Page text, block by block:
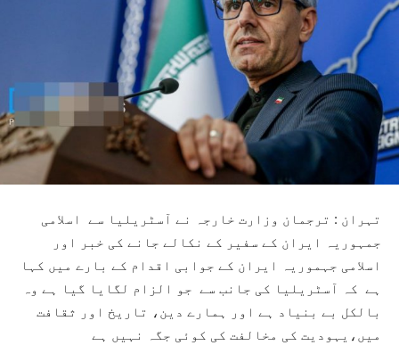
تہران : ترجمان وزارت خارجہ نے آسٹریلیا سے اسلامی
جمہوریہ ایران کے سفیر کے نکالے جانے کی خبر اور
اسلامی جہموریہ ایران کے جوابی اقدام کے بارے میں کہا
ہے کہ آسٹریلیا کی جانب سے جو الزام لگایا گیا ہے وہ
بالکل بے بنیاد ہے اور ہمارے دین، تاریخ اور ثقافت
میں،یہودیت کی مخالفت کی کوئی جگہ نہیں ہے